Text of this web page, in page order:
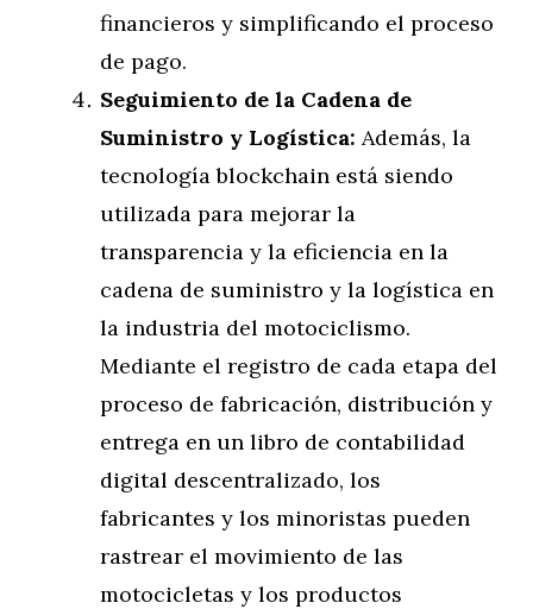
financieros y simplificando el proceso
de pago.
Seguimiento de la Cadena de
Suministro y Logística: Además, la
tecnología blockchain está siendo
utilizada para mejorar la
transparencia y la eficiencia en la
cadena de suministro y la logística en
la industria del motociclismo.
Mediante el registro de cada etapa del
proceso de fabricación, distribución y
entrega en un libro de contabilidad
digital descentralizado, los
fabricantes y los minoristas pueden
rastrear el movimiento de las
motocicletas y los productos